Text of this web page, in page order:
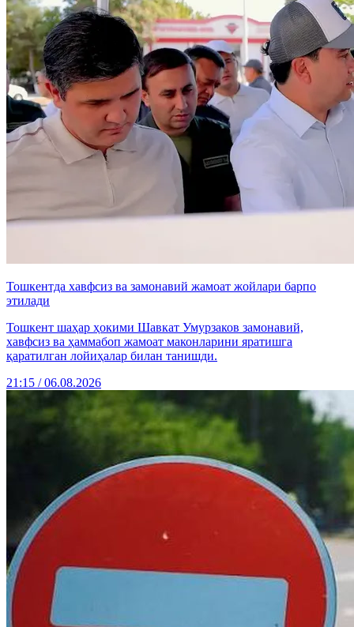
Тошкентда хавфсиз ва замонавий жамоат жойлари барпо
этилади
Тошкент шаҳар ҳокими Шавкат Умурзаков замонавий,
хавфсиз ва ҳаммабоп жамоат маконларини яратишга
қаратилган лойиҳалар билан танишди.
21:15 / 06.08.2026